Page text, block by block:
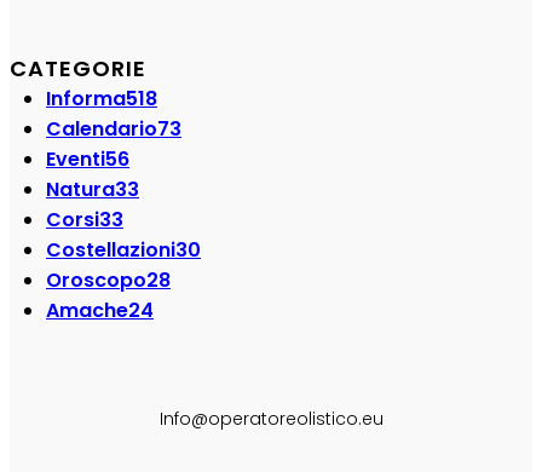
CATEGORIE
Informa518
Calendario73
Eventi56
Natura33
Corsi33
Costellazioni30
Oroscopo28
Amache24
Info@operatoreolistico.eu